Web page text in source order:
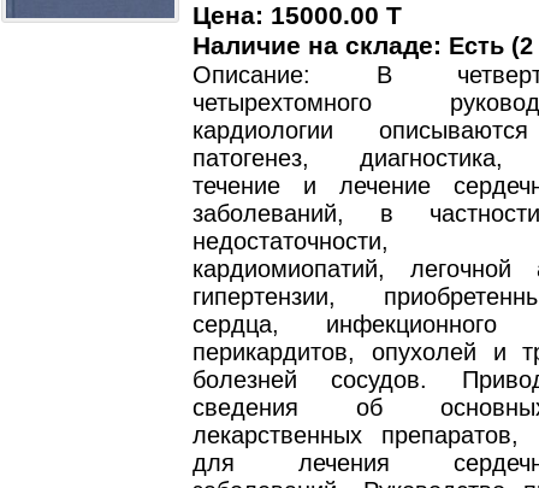
Цена: 15000.00 T
Наличие на складе: Есть
Описание: В
четырехтомного
кардиологии
патогенез, диагностика,
течение и лечение
заболеваний, в
недостаточности,
кардиомиопатий, легочной
гипертензии,
сердца, инфекционного
перикардитов, опухолей и
болезней сосудов.
сведения об
лекарственных
для лечения сердечно-